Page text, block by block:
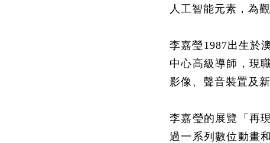
人工智能元素，為
李嘉瑩1987出生於
中心高級導師，現
影像、聲音裝置及
李嘉瑩的展覽「再
過一系列數位動畫